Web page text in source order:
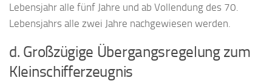
Lebensjahr alle fünf Jahre und ab Vollendung des 70.
Lebensjahrs alle zwei Jahre nachgewiesen werden.
d. Großzügige Übergangsregelung zum
Kleinschifferzeugnis